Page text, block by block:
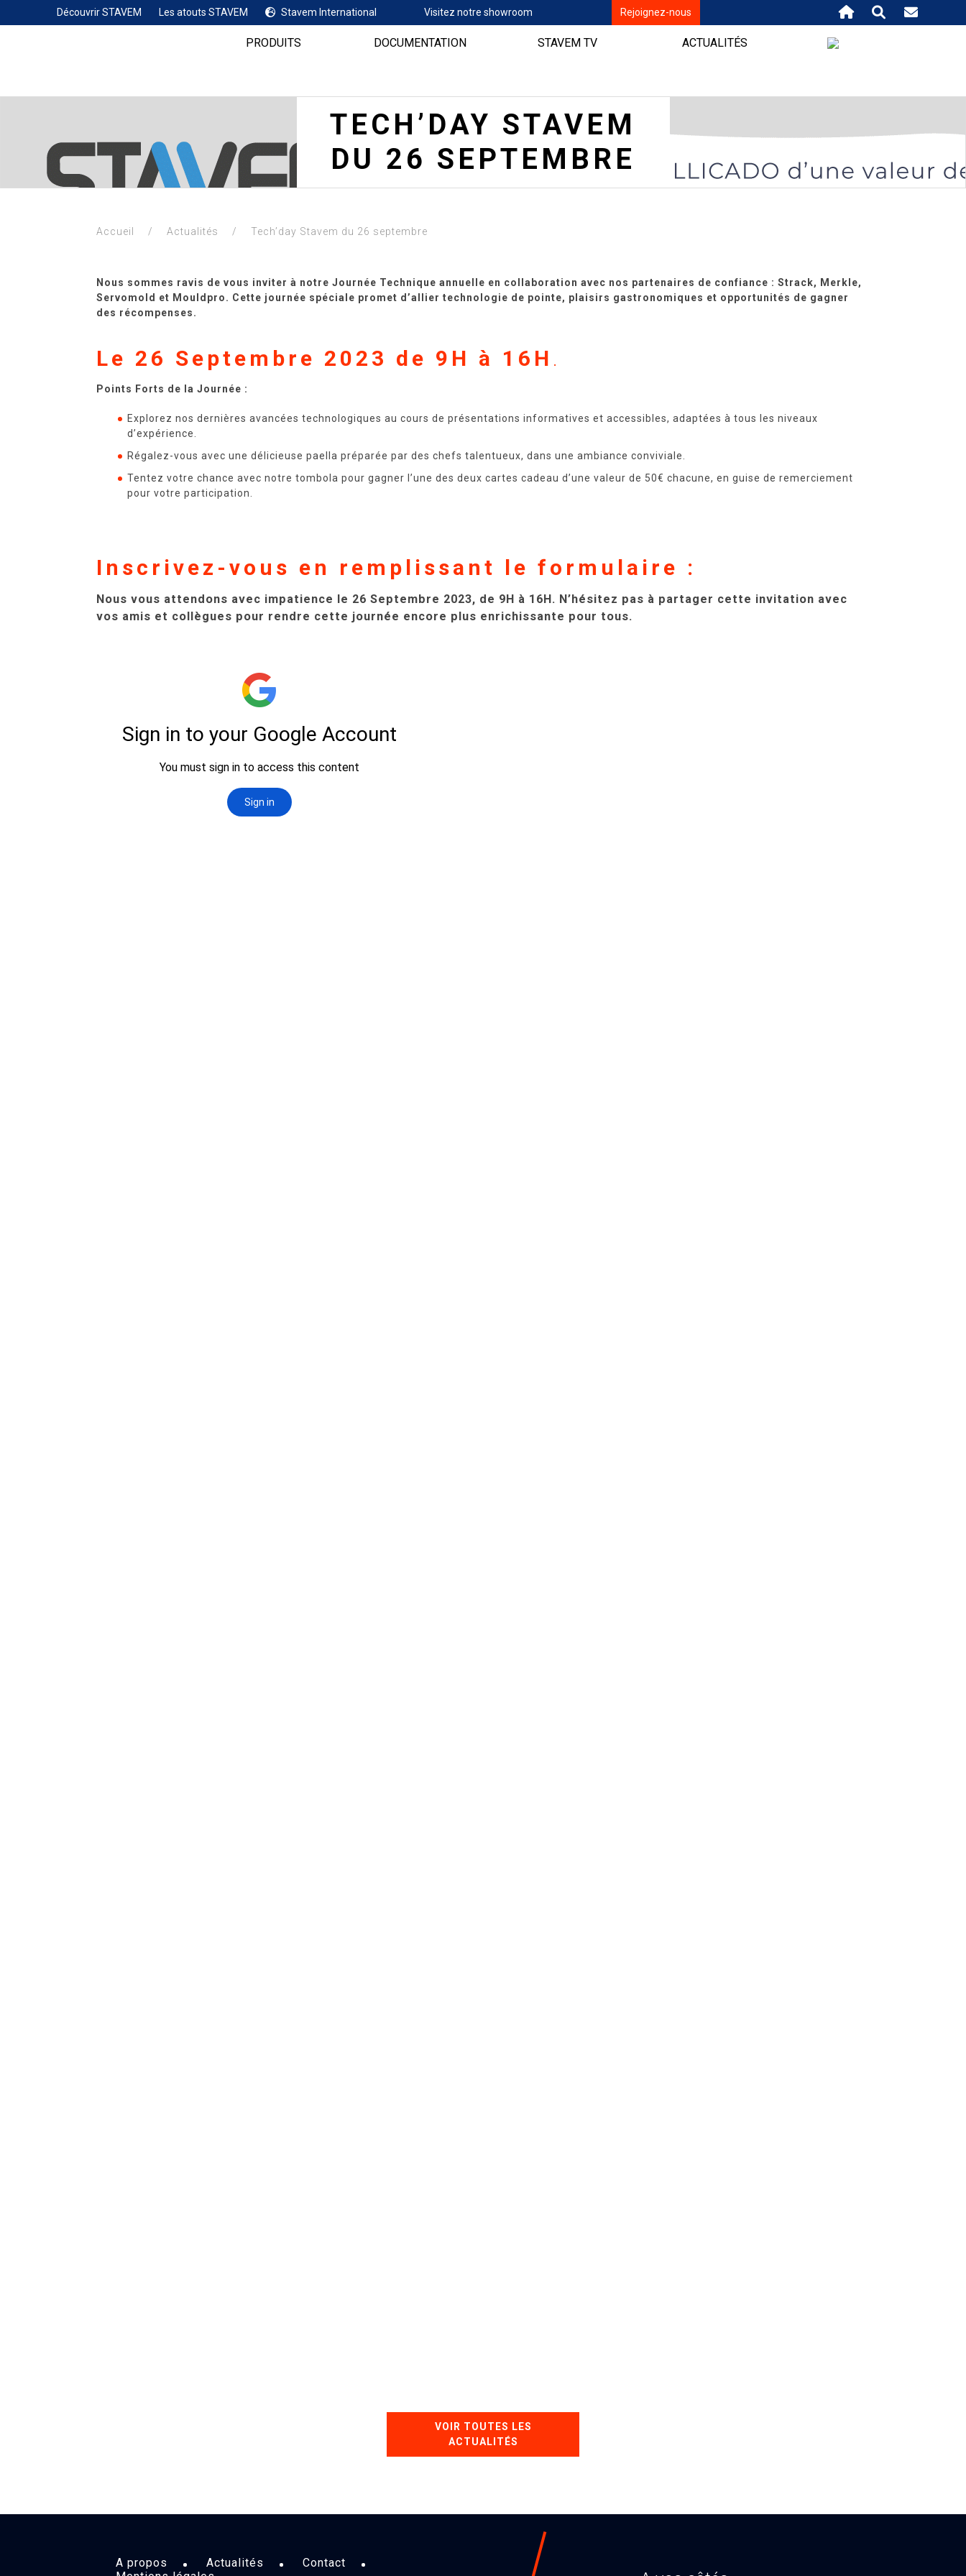
Découvrir STAVEM Les atouts STAVEM Stavem International Rejoignez-nous
Visitez notre showroom
PRODUITS DOCUMENTATION STAVEM TV ACTUALITÉS
TECH’DAY STAVEM
DU 26 SEPTEMBRE
Accueil / Actualités / Tech’day Stavem du 26 septembre
Nous sommes ravis de vous inviter à notre Journée Technique annuelle en collaboration avec nos partenaires de confiance : Strack, Merkle,
Servomold et Mouldpro. Cette journée spéciale promet d’allier technologie de pointe, plaisirs gastronomiques et opportunités de gagner
des récompenses.
Le 26 Septembre 2023 de 9H à 16H .
Points Forts de la Journée :
Explorez nos dernières avancées technologiques au cours de présentations informatives et accessibles, adaptées à tous les niveaux
d’expérience.
Régalez-vous avec une délicieuse paella préparée par des chefs talentueux, dans une ambiance conviviale.
Tentez votre chance avec notre tombola pour gagner l’une des deux cartes cadeau d’une valeur de 50€ chacune, en guise de remerciement
pour votre participation.
Inscrivez-vous en remplissant le formulaire :
Nous vous attendons avec impatience le 26 Septembre 2023, de 9H à 16H. N’hésitez pas à partager cette invitation avec
vos amis et collègues pour rendre cette journée encore plus enrichissante pour tous.
VOIR TOUTES LES
ACTUALITÉS
A propos Actualités
Contact